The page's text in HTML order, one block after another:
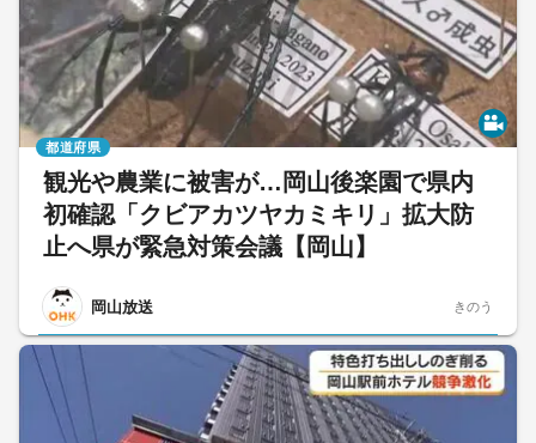
観光や農業に被害が…岡山後楽園で県内
初確認「クビアカツヤカミキリ」拡大防
止へ県が緊急対策会議【岡山】
岡山放送
都道府県
きのう